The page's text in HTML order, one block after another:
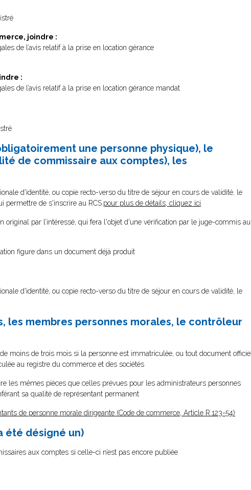
joindre :
de l’avis relatif à la prise en location gérance
:
de l’avis relatif à la prise en location gérance mandat
une personne physique), le
de commissaire aux comptes), les
d'identité, ou copie recto-verso du titre de séjour en cours de validité, le
permettre de s'inscrire au RCS. pour plus de détails, cliquez ici
original par l’intéressé, qui fera l'objet d'une vérification par le juge-commis au
figure dans un document déjà produit
d'identité, ou copie recto-verso du titre de séjour en cours de validité, le
les membres personnes morales, le contrôleur
moins de trois mois si la personne est immatriculée, ou tout document officiel
au registre du commerce et des sociétés
les mêmes pièces que celles prévues pour les administrateurs personnes
sa qualité de représentant permanent
de personne morale dirigeante (Code de commerce, Article R.123-54)
été désigné un)
aux comptes si celle-ci n’est pas encore publiée